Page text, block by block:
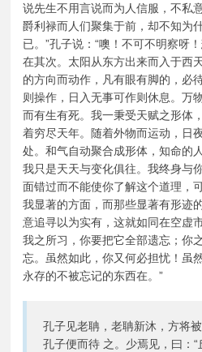
说先生不用言说而为人信服，不私
爵利禄而人们聚集于前，却不知为
已。”孔子说：“噢！不可不明察呀
在其次。太阳从东方出来而入于西
的方向而动作，凡有眼有脚的，必
则操作，日入无事可作则休息。万
而有生有死。我一秉受天赋之形体
着穷尽天年。随着外物而运动，日
处。和气自动聚合成形体，知命的
我只是天天与变化俱往。我终身与
面错过而不能使你了解这个道理，
我显著的方面，而那些显著有形迹
意追寻以为实有，这就如同在空虚
我之所习，你要把它全部遗忘；你
忘。虽然如此，你又何必担忧！虽
永存的不被忘记的东西在。”
孔子见老聃，老聃新沐，方将
孔子便而待 之。少焉见，曰：